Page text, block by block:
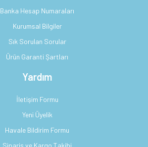
Banka Hesap Numaraları
Kurumsal Bilgiler
Sık Sorulan Sorular
Ürün Garanti Şartları
Yardım
İletişim Formu
Yeni Üyelik
Havale Bildirim Formu
Sipariş ve Kargo Takibi